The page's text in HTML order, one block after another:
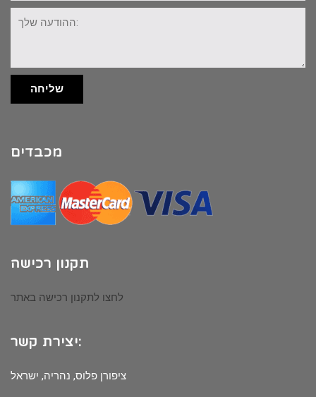
ההודעה
שלך:
שליחה
מכבדים
תקנון רכישה
לחצו לתקנון רכישה באתר
יצירת קשר:
ציפורן פלוס, נהריה, ישראל